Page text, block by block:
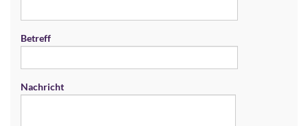
Betreff
Nachricht